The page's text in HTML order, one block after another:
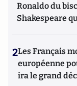
Ronaldo du
Shakespeare
2Les Français
européenne
ira le grand